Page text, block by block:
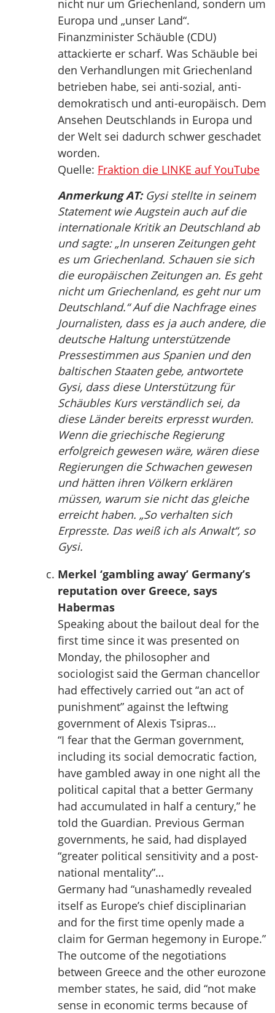
nicht nur um Griechenland, sondern um
Europa und „unser Land“.
Finanzminister Schäuble (CDU)
attackierte er scharf. Was Schäuble bei
den Verhandlungen mit Griechenland
betrieben habe, sei anti-sozial, anti-
demokratisch und anti-europäisch. Dem
Ansehen Deutschlands in Europa und
der Welt sei dadurch schwer geschadet
worden.
Quelle: Fraktion die LINKE auf YouTube
Anmerkung AT:Gysi stellte in seinem
Statement wie Augstein auch auf die
internationale Kritik an Deutschland ab
und sagte: „In unseren Zeitungen geht
es um Griechenland. Schauen sie sich
die europäischen Zeitungen an. Es geht
nicht um Griechenland, es geht nur um
Deutschland.“ Auf die Nachfrage eines
Journalisten, dass es ja auch andere, die
deutsche Haltung unterstützende
Pressestimmen aus Spanien und den
baltischen Staaten gebe, antwortete
Gysi, dass diese Unterstützung für
Schäubles Kurs verständlich sei, da
diese Länder bereits erpresst wurden.
Wenn die griechische Regierung
erfolgreich gewesen wäre, wären diese
Regierungen die Schwachen gewesen
und hätten ihren Völkern erklären
müssen, warum sie nicht das gleiche
erreicht haben. „So verhalten sich
Erpresste. Das weiß ich als Anwalt“, so
Gysi.
Merkel ‘gambling away’ Germany’s
reputation over Greece, says
Habermas
Speaking about the bailout deal for the
first time since it was presented on
Monday, the philosopher and
sociologist said the German chancellor
had effectively carried out “an act of
punishment” against the leftwing
government of Alexis Tsipras…
“I fear that the German government,
including its social democratic faction,
have gambled away in one night all the
political capital that a better Germany
had accumulated in half a century,” he
told the Guardian. Previous German
governments, he said, had displayed
“greater political sensitivity and a post-
national mentality”…
Germany had “unashamedly revealed
itself as Europe’s chief disciplinarian
and for the first time openly made a
claim for German hegemony in Europe.”
The outcome of the negotiations
between Greece and the other eurozone
member states, he said, did “not make
sense in economic terms because of